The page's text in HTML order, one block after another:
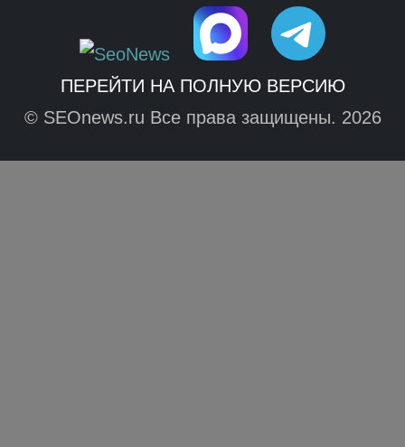
ПЕРЕЙТИ НА ПОЛНУЮ ВЕРСИЮ
© SEOnews.ru Все права защищены. 2026